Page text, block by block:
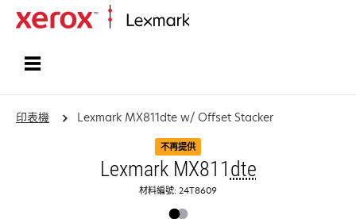
印表機 Lexmark MX811dte w/ Offset Stacker
不再提供
Lexmark MX811 dte
材料編號: 24T8609